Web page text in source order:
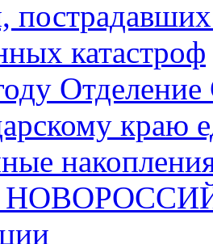
катастроф
краю